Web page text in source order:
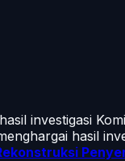
investigasi
hasil